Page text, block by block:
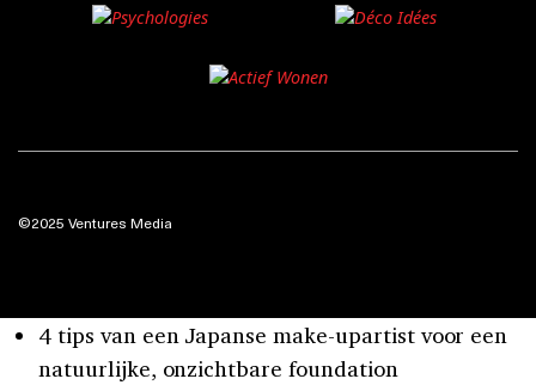
©2025 Ventures Media
4 tips van een Japanse make-upartist voor een
natuurlijke, onzichtbare foundation